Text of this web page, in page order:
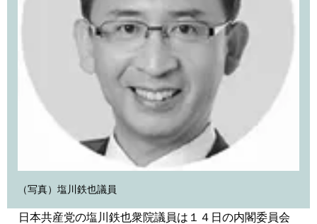
（写真）塩川鉄也議員
日本共産党の塩川鉄也衆院議員は１４日の内閣委員会